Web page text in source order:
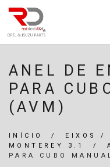
ANEL DE
PARA
(AVM)
INÍCIO / EIXOS /
MONTEREY 3.1
/
PARA CUBO